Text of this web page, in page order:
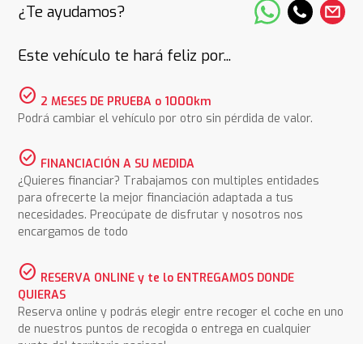
¿Te ayudamos?
Este vehículo te hará feliz por...
check_circle 2 MESES DE PRUEBA o 1000km
Podrá cambiar el vehículo por otro sin pérdida de valor.
check_circle FINANCIACIÓN A SU MEDIDA
¿Quieres financiar? Trabajamos con multiples entidades
para ofrecerte la mejor financiación adaptada a tus
necesidades. Preocúpate de disfrutar y nosotros nos
encargamos de todo
check_circle RESERVA ONLINE y te lo ENTREGAMOS DONDE
QUIERAS
Reserva online y podrás elegir entre recoger el coche en uno
de nuestros puntos de recogida o entrega en cualquier